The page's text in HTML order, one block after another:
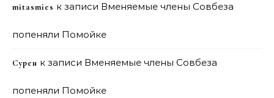
mitasmies к записи Вменяемые члены Совбеза
попеняли Помойке
Сурен к записи Вменяемые члены Совбеза
попеняли Помойке